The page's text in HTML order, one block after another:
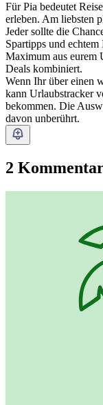
Für Pia bedeutet
erleben. Am liebsten
Jeder sollte die
Spartipps und
Maximum aus eurem
Deals kombiniert.
Wenn Ihr über einen
kann Urlaubstracker
bekommen. Die
davon unberührt.
2